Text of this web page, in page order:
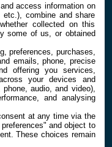
access information on
combine and share
collected on this
some of us, or obtained
preferences, purchases,
emails, phone, precise
offering you services,
your devices and
audio, and video),
and analysing
at any time via the
and object to
These choices remain